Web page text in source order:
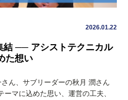
2026.01.22
結 ── アシストテクニカル
た想い
ん、サブリーダーの秋月 潤さん
マに込めた思い、運営の工夫、